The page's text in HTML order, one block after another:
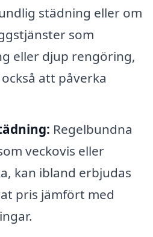
städning eller om
som
eller djup rengöring,
att påverka
Regelbundna
veckovis eller
kan ibland erbjudas
pris jämfört med